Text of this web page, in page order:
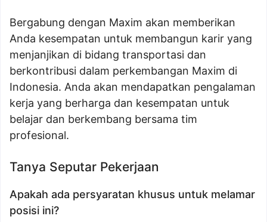
Bergabung dengan Maxim akan memberikan
Anda kesempatan untuk membangun karir yang
menjanjikan di bidang transportasi dan
berkontribusi dalam perkembangan Maxim di
Indonesia. Anda akan mendapatkan pengalaman
kerja yang berharga dan kesempatan untuk
belajar dan berkembang bersama tim
profesional.
Tanya Seputar Pekerjaan
Apakah ada persyaratan khusus untuk melamar
posisi ini?